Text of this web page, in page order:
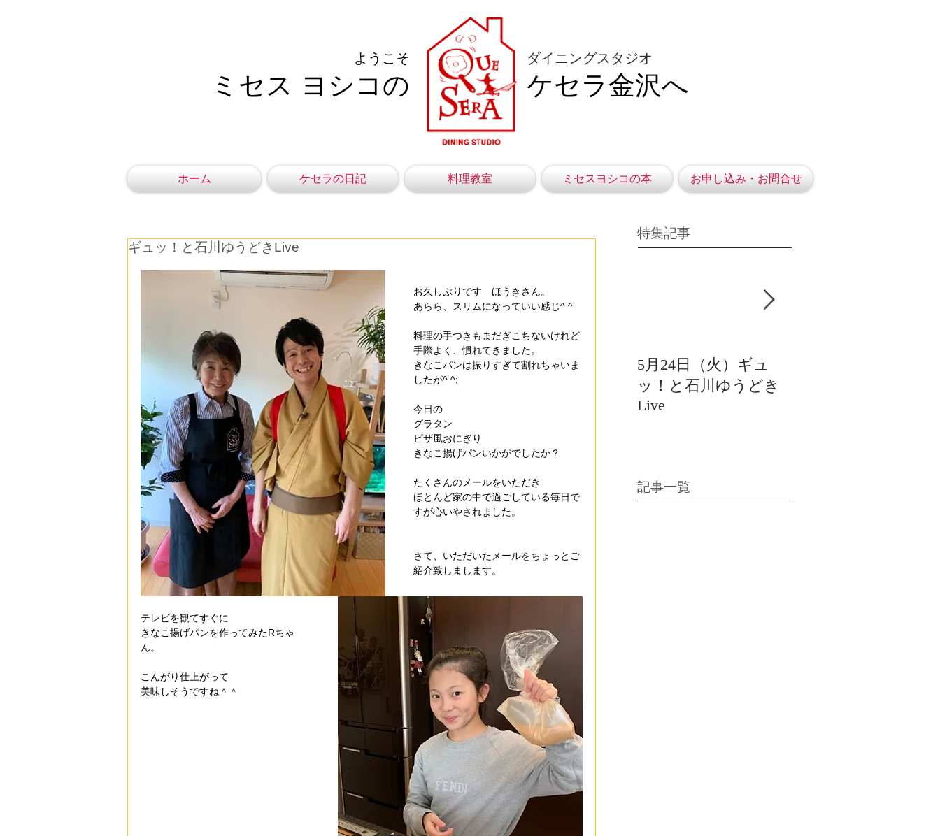
ようこそ
ミセス ヨシコの
ダイニングスタジオ
ケセラ金沢へ
ホーム ケセラの日記 料理教室 ミセスヨシコの本 お申し込み・お問合せ
ギュッ！と石川ゆうどきLive
お久しぶりです　ほうきさん。
あらら、スリムになっていい感じ^ ^
料理の手つきもまだぎこちないけれど
手際よく、慣れてきました。
きなこパンは振りすぎて割れちゃいま
したが^ ^;
今日の
グラタン
ピザ風おにぎり
きなこ揚げパンいかがでしたか？
たくさんのメールをいただき
ほとんど家の中で過ごしている毎日で
すが心いやされました。
さて、いただいたメールをちょっとご
紹介致しまします。
テレビを観てすぐに
きなこ揚げパンを作ってみたRちゃ
ん。
こんがり仕上がって
美味しそうですね＾＾
特集記事
5月24日（火）ギュ
ッ！と石川ゆうどき
Live
記事一覧